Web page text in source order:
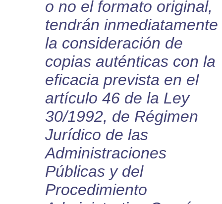
o no el formato original,
tendrán inmediatamente
la consideración de
copias auténticas con la
eficacia prevista en el
artículo 46 de la Ley
30/1992, de Régimen
Jurídico de las
Administraciones
Públicas y del
Procedimiento